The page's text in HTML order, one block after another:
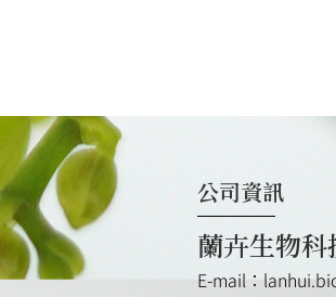
公司資訊
蘭卉生物
E-mail：